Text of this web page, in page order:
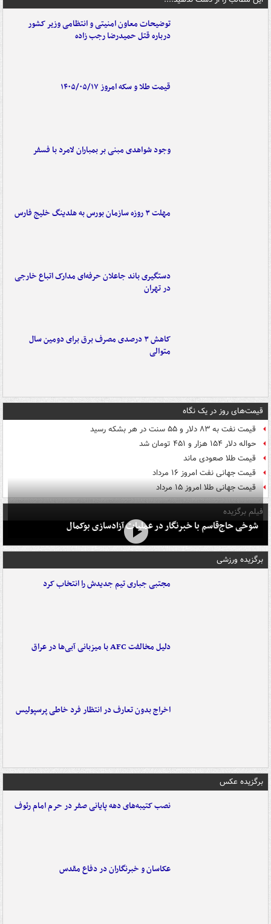
توضیحات معاون امنیتی و انتظامی وزیر کشور
درباره قتل حمیدرضا رجب زاده
قیمت طلا و سکه امروز ۱۴۰۵/۰۵/۱۷
وجود شواهدی مبنی بر بمباران لامرد با فسفر
مهلت ۳ روزه سازمان بورس به هلدینگ خلیج فارس
دستگیری باند جاعلان حرفه‌ای مدارک اتباع خارجی
در تهران
کاهش ۳ درصدی مصرف برق برای دومین سال
متوالی
قیمت‌های روز در یک نگاه
قیمت نفت به ۸۳ دلار و ۵۵ سنت در هر بشکه رسید
حواله دلار ۱۵۴ هزار و ۴۵۱ تومان شد
قیمت طلا صعودی ماند
قیمت جهانی نفت امروز ۱۶ مرداد
قیمت جهانی طلا امروز ۱۵ مرداد
فیلم برگزیده
شوخی حاج‌قاسم با خبرنگار در عملیات آزادسازی بوکمال
برگزیده ورزشی
مجتبی جباری تیم جدیدش را انتخاب کرد
دلیل مخالفت AFC با میزبانی آبی‌ها در عراق
اخراج بدون تعارف در انتظار فرد خاطی پرسپولیس
برگزیده عکس
نصب کتیبه‌های دهه پایانی صفر در حرم امام رئوف
عکاسان و خبرنگاران در دفاع مقدس